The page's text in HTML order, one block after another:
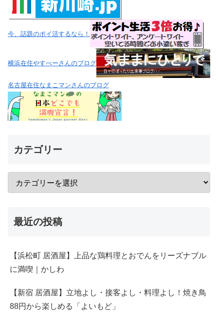
今、話題のポイ活するなら！
横浜在住やすべーさんのブログ
名古屋在住なまこマンさんのブログ
カテゴリー
最近の投稿
【浜松町 居酒屋】上品な鶏料理とおでんをリーズナブル
に満喫｜かしわ
【新宿 居酒屋】立地よし・接客よし・料理よし！焼き鳥
88円から楽しめる「よいもど」